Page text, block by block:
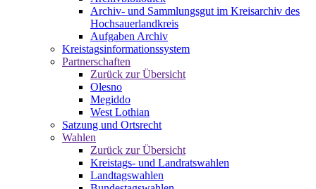
Archiv- und Sammlungsgut im Kreisarchiv des
Hochsauerlandkreis
Aufgaben Archiv
Kreistagsinformationssystem
Partnerschaften
Zurück zur Übersicht
Olesno
Megiddo
West Lothian
Satzung und Ortsrecht
Wahlen
Zurück zur Übersicht
Kreistags- und Landratswahlen
Landtagswahlen